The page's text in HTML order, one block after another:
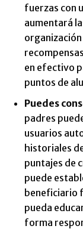
fuerzas con
aumentará
en efectivo
puntos de
Puedes
padres
usuarios
historiales
puntajes de
puede
beneficiario
pueda
forma